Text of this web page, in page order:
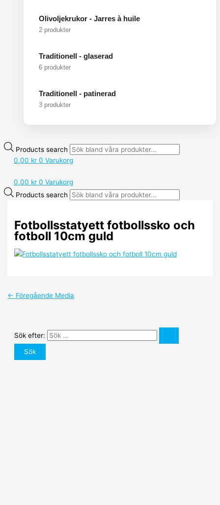
Olivoljekrukor - Jarres à huile
2 produkter
Traditionell - glaserad
6 produkter
Traditionell - patinerad
3 produkter
Products search
0,00 kr 0 Varukorg
0,00 kr 0 Varukorg
Products search
Fotbollsstatyett fotbollssko och
fotboll 10cm guld
← Föregående Media
Sök efter: